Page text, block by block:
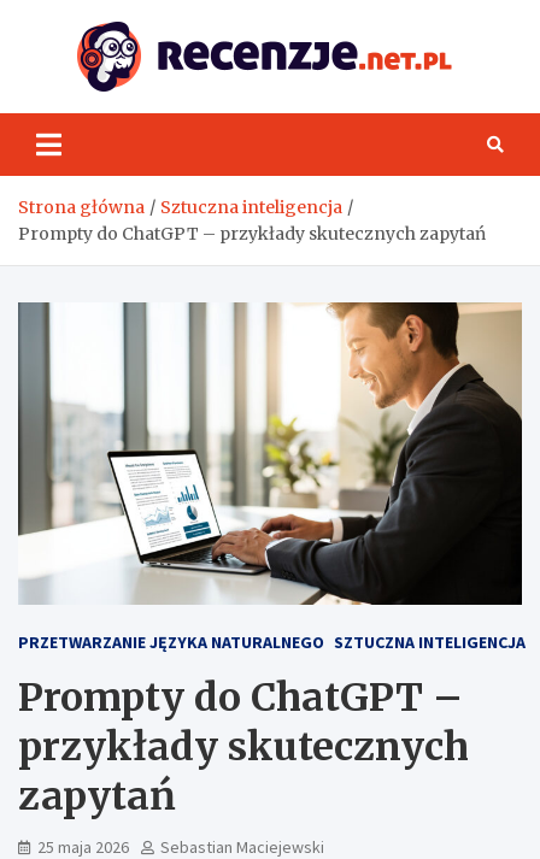
Strona główna
Sztuczna inteligencja
Prompty do ChatGPT – przykłady skutecznych zapytań
PRZETWARZANIE JĘZYKA NATURALNEGO SZTUCZNA INTELIGENCJA
Prompty do ChatGPT –
przykłady skutecznych
zapytań
25 maja 2026 Sebastian Maciejewski